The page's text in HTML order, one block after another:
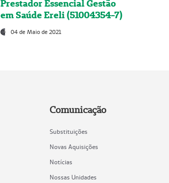
Prestador Essencial Gestão
em Saúde Ereli (51004354-7)
04 de Maio de 2021
Comunicação
Substituições
Novas Aquisições
Notícias
Nossas Unidades